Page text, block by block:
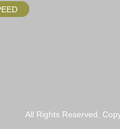
All Rights Reserved,